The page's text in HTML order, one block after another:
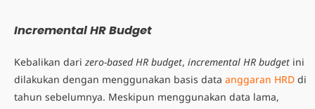
Incremental HR Budget
Kebalikan dari zero-based HR budget, incremental HR budget ini
dilakukan dengan menggunakan basis data anggaran HRD di
tahun sebelumnya. Meskipun menggunakan data lama,